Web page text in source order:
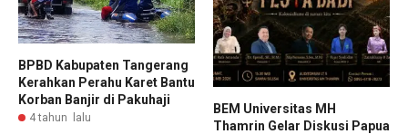
BPBD Kabupaten Tangerang
Kerahkan Perahu Karet Bantu
Korban Banjir di Pakuhaji
4 tahun lalu
BEM Universitas MH
Thamrin Gelar Diskusi Papua